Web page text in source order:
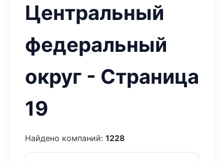
Центральный
федеральный
округ - Страница
19
Найдено компаний: 1228